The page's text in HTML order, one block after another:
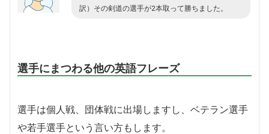
訳）その剣道の選手が2本取って勝ちました。
選手にまつわる他の英語フレーズ
選手は個人戦、団体戦に出場しますし、ベテラン選手
や若手選手という言い方もします。